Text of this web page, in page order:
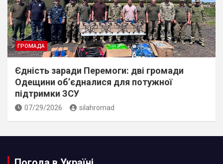
ГРОМАДА
Єдність заради Перемоги: дві громади
Одещини об’єдналися для потужної
підтримки ЗСУ
07/29/2026 silahromad